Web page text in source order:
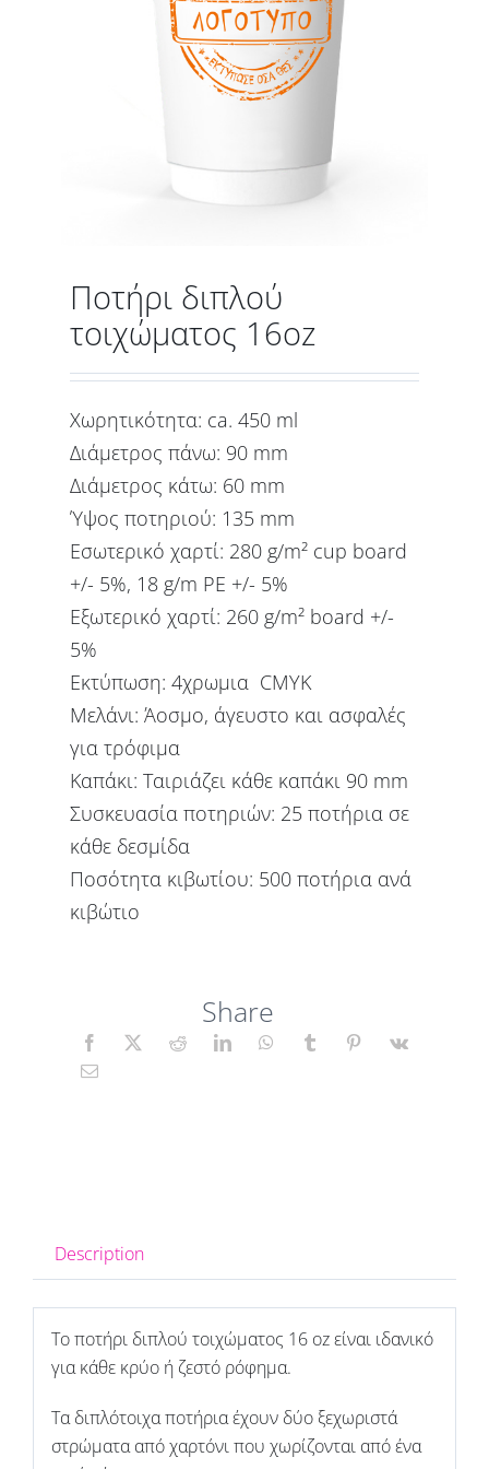
Ποτήρι διπλού
τοιχώματος 16oz
Χωρητικότητα: ca. 450 ml
Διάμετρος πάνω: 90 mm
Διάμετρος κάτω: 60 mm
Ύψος ποτηριού: 135 mm
Εσωτερικό χαρτί: 280 g/m² cup board
+/- 5%, 18 g/m PE +/- 5%
Εξωτερικό χαρτί: 260 g/m² board +/-
5%
Εκτύπωση: 4χρωμια CMYK
Μελάνι: Άοσμο, άγευστο και ασφαλές
για τρόφιμα
Καπάκι: Ταιριάζει κάθε καπάκι 90 mm
Συσκευασία ποτηριών: 25 ποτήρια σε
κάθε δεσμίδα
Ποσότητα κιβωτίου: 500 ποτήρια ανά
κιβώτιο
Share
Description
To ποτήρι διπλού τοιχώματος 16 oz είναι ιδανικό
για κάθε κρύο ή ζεστό ρόφημα.
Τα διπλότοιχα ποτήρια έχουν δύο ξεχωριστά
στρώματα από χαρτόνι που χωρίζονται από ένα